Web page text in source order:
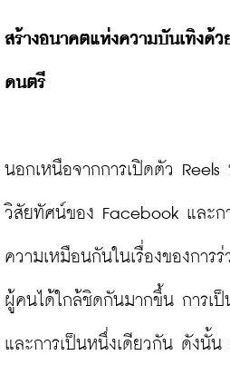
สร้างอนาคตแห่งความบันเทิงด้
ดนตรี
นอกเหนือจากการเปิดตัว
วิสัยทัศน์ของ Facebook และก
ความเหมือนกันในเรื่องของการ
ผู้คนได้ใกล้ชิดกันมากขึ้น การเป็
และการเป็นหนึ่งเดียวกัน ดังนั้น